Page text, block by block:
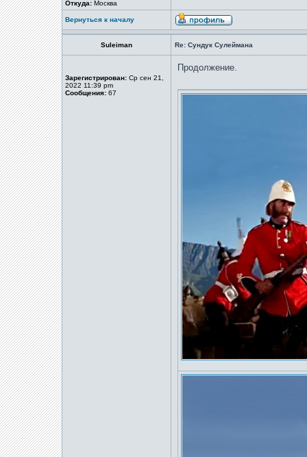
Откуда: Москва
Вернуться к началу
Suleiman Re: Сундук Сулеймана
Зарегистрирован: Ср сен 21,
2022 11:39 pm
Сообщения: 67
Продолжение.